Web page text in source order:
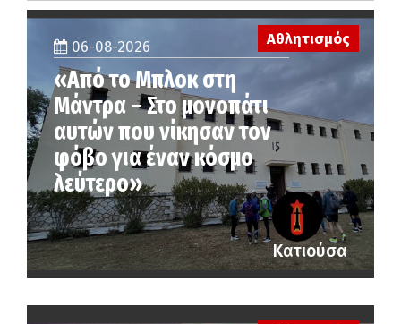
Αθλητισμός
06-08-2026
«Από το Μπλοκ στη
Μάντρα – Στο μονοπάτι
αυτών που νίκησαν τον
φόβο για έναν κόσμο
λεύτερο»
Κατιούσα